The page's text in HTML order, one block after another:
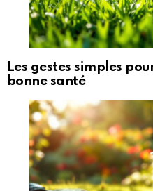
Les gestes simples
bonne santé